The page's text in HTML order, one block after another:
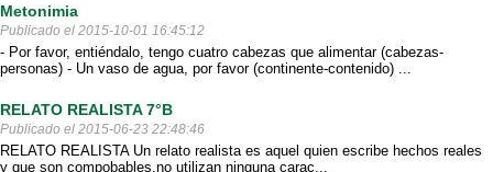
Metonimia
Publicado el 2015-10-01 16:45:12
- Por favor, entiéndalo, tengo cuatro cabezas que alimentar (cabezas-
personas) - Un vaso de agua, por favor (continente-contenido) ...
RELATO REALISTA 7°B
Publicado el 2015-06-23 22:48:46
RELATO REALISTA Un relato realista es aquel quien escribe hechos reales
y que son compobables,no utilizan ninguna carac...